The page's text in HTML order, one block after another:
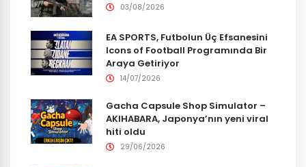
03/08/2026
EA SPORTS, Futbolun Üç Efsanesini
Icons of Football Programında Bir
Araya Getiriyor
14/07/2026
Gacha Capsule Shop Simulator –
AKIHABARA, Japonya’nın yeni viral
hiti oldu
29/06/2026